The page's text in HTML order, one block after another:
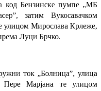
код Бензинске пумпе „МБ
затим Вукосавачком
улицом Мирослава Крлеже,
Луци Брчко.
ток „Болница”, улица
Пере Марјана те улицом